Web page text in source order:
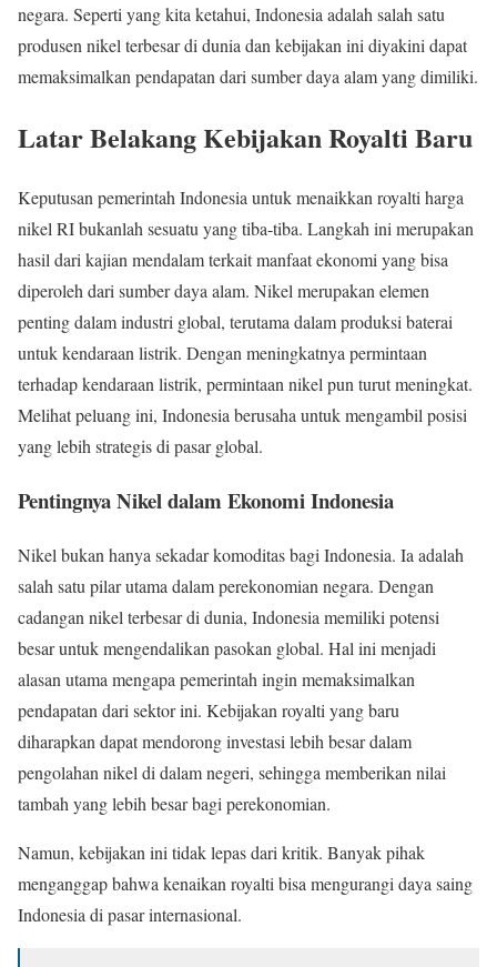
negara. Seperti yang kita ketahui, Indonesia adalah salah satu
produsen nikel terbesar di dunia dan kebijakan ini diyakini dapat
memaksimalkan pendapatan dari sumber daya alam yang dimiliki.
Latar Belakang Kebijakan Royalti Baru
Keputusan pemerintah Indonesia untuk menaikkan royalti harga
nikel RI bukanlah sesuatu yang tiba-tiba. Langkah ini merupakan
hasil dari kajian mendalam terkait manfaat ekonomi yang bisa
diperoleh dari sumber daya alam. Nikel merupakan elemen
penting dalam industri global, terutama dalam produksi baterai
untuk kendaraan listrik. Dengan meningkatnya permintaan
terhadap kendaraan listrik, permintaan nikel pun turut meningkat.
Melihat peluang ini, Indonesia berusaha untuk mengambil posisi
yang lebih strategis di pasar global.
Pentingnya Nikel dalam Ekonomi Indonesia
Nikel bukan hanya sekadar komoditas bagi Indonesia. Ia adalah
salah satu pilar utama dalam perekonomian negara. Dengan
cadangan nikel terbesar di dunia, Indonesia memiliki potensi
besar untuk mengendalikan pasokan global. Hal ini menjadi
alasan utama mengapa pemerintah ingin memaksimalkan
pendapatan dari sektor ini. Kebijakan royalti yang baru
diharapkan dapat mendorong investasi lebih besar dalam
pengolahan nikel di dalam negeri, sehingga memberikan nilai
tambah yang lebih besar bagi perekonomian.
Namun, kebijakan ini tidak lepas dari kritik. Banyak pihak
menganggap bahwa kenaikan royalti bisa mengurangi daya saing
Indonesia di pasar internasional.